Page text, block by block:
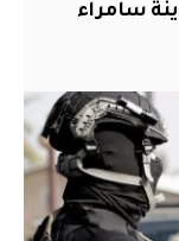
سامراء